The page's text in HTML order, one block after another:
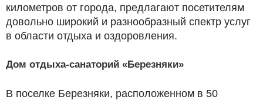
километров от города, предлагают посетителям
довольно широкий и разнообразный спектр услуг
в области отдыха и оздоровления.
Дом отдыха­-санаторий «Березняки»
В поселке Березняки, расположенном в 50